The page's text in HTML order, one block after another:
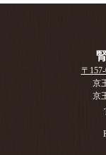
〒
京
京